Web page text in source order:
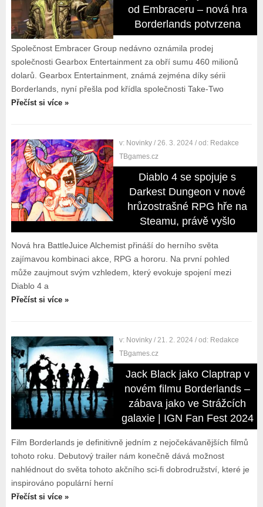
od Embraceru – nová hra
Borderlands potvrzena
Společnost Embracer Group nedávno oznámila prodej
společnosti Gearbox Entertainment za obří sumu 460 milionů
dolarů. Gearbox Entertainment, známá zejména díky sérii
Borderlands, nyní přešla pod křídla společnosti Take-Two
Přečíst si více »
v: Novinky / 26. 3. 2024 / od: Redakce
TBgames.cz
Diablo 4 se spojuje s
Darkest Dungeon v nové
hrůzostrašné RPG hře na
Steamu, právě vyšlo
Nová hra BattleJuice Alchemist přináší do herního světa
zajímavou kombinaci akce, RPG a hororu. Na první pohled
může zaujmout svým vzhledem, který evokuje spojení mezi
Diablo 4 a
Přečíst si více »
v: Novinky / 21. 2. 2024 / od: Redakce
TBgames.cz
Jack Black jako Claptrap v
novém filmu Borderlands –
zábava jako ve Strážcích
galaxie | IGN Fan Fest 2024
Film Borderlands je definitivně jedním z nejočekávanějších filmů
tohoto roku. Debutový trailer nám konečně dává možnost
nahlédnout do světa tohoto akčního sci-fi dobrodružství, které je
inspirováno populární herní
Přečíst si více »